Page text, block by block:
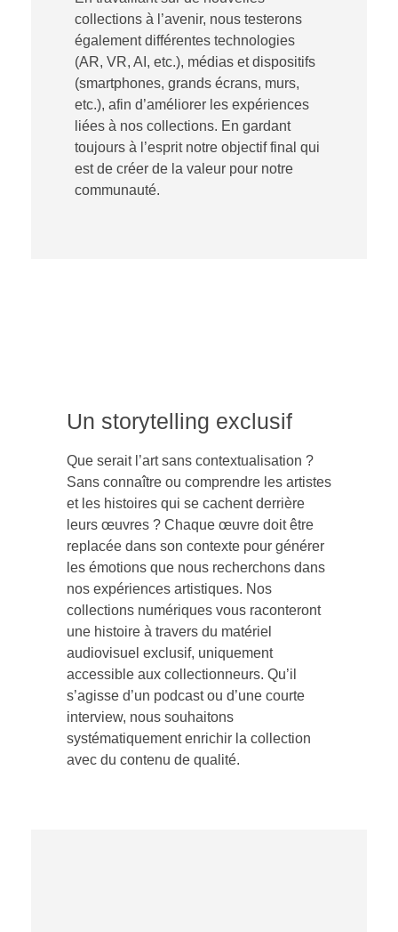
collections à l’avenir, nous testerons
également différentes technologies
(AR, VR, AI, etc.), médias et dispositifs
(smartphones, grands écrans, murs,
etc.), afin d’améliorer les expériences
liées à nos collections. En gardant
toujours à l’esprit notre objectif final qui
est de créer de la valeur pour notre
communauté.
Un storytelling exclusif
Que serait l’art sans contextualisation ?
Sans connaître ou comprendre les artistes
et les histoires qui se cachent derrière
leurs œuvres ? Chaque œuvre doit être
replacée dans son contexte pour générer
les émotions que nous recherchons dans
nos expériences artistiques. Nos
collections numériques vous raconteront
une histoire à travers du matériel
audiovisuel exclusif, uniquement
accessible aux collectionneurs. Qu’il
s’agisse d’un podcast ou d’une courte
interview, nous souhaitons
systématiquement enrichir la collection
avec du contenu de qualité.